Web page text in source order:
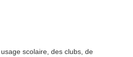
scolaire, des clubs, de